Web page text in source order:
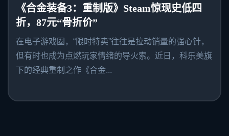
《合金装备3：重制版》Steam惊现史低四
折，87元“骨折价”
在电子游戏圈，“限时特卖”往往是拉动销量的强心针，
但有时也成为点燃玩家情绪的导火索。近日，科乐美旗
下的经典重制之作《合金...